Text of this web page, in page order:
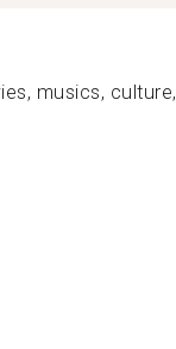
musics, culture,